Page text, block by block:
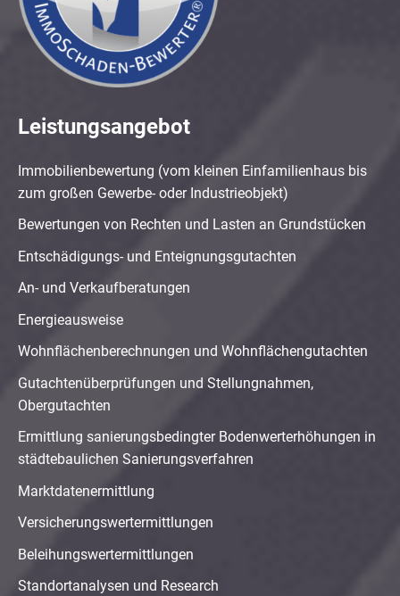
Leistungsangebot
Immobilienbewertung (vom kleinen Einfamilienhaus bis
zum großen Gewerbe- oder Industrieobjekt)
Bewertungen von Rechten und Lasten an Grundstücken
Entschädigungs- und Enteignungsgutachten
An- und Verkaufberatungen
Energieausweise
Wohnflächenberechnungen und Wohnflächengutachten
Gutachtenüberprüfungen und Stellungnahmen,
Obergutachten
Ermittlung sanierungsbedingter Bodenwerterhöhungen in
städtebaulichen Sanierungsverfahren
Marktdatenermittlung
Versicherungswertermittlungen
Beleihungswertermittlungen
Standortanalysen und Research